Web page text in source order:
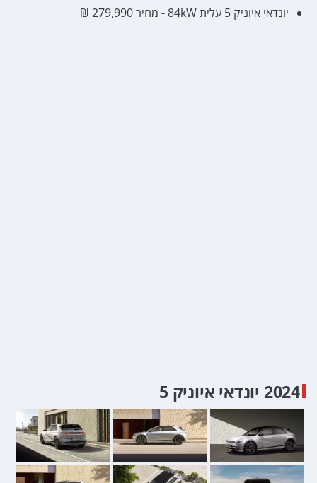
יונדאי איוניק 5 עלית 84kW - מחיר 279,990 ₪
2024 יונדאי איוניק 5